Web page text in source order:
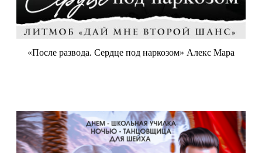
«После развода. Сердце под наркозом» Алекс Мара